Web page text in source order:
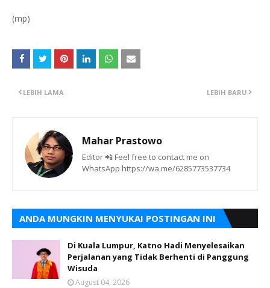
(mp)
LEBIH BARU
LEBIH LAMA
Mahar Prastowo
Editor 📲 Feel free to contact me on
WhatsApp https://wa.me/6285773537734
ANDA MUNGKIN MENYUKAI POSTINGAN INI
Di Kuala Lumpur, Katno Hadi Menyelesaikan
Perjalanan yang Tidak Berhenti di Panggung
Wisuda
August 04, 2026